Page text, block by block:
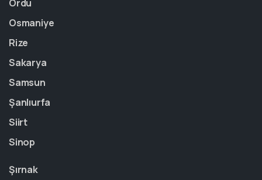
Ordu
Osmaniye
Rize
Sakarya
Samsun
Şanlıurfa
Siirt
Sinop
Şırnak